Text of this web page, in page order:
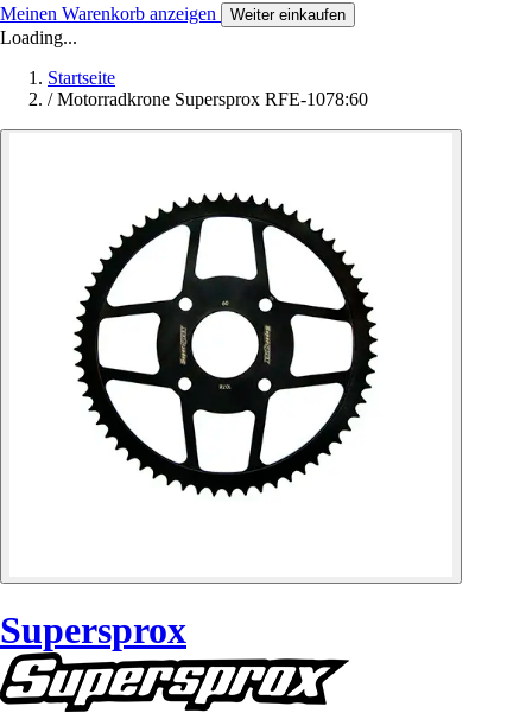
Meinen Warenkorb anzeigen Weiter einkaufen
Loading...
Startseite
/ Motorradkrone Supersprox RFE-1078:60
Supersprox